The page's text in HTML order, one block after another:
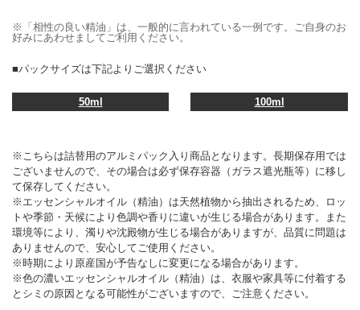
※「相性の良い精油」は、一般的に言われている一例です。ご自身のお
好みにあわせましてご利用ください。
■パックサイズは下記よりご選択ください
50ml 100ml
※こちらは詰替用のアルミパック入り商品となります。長期保存用では
ございませんので、その場合は必ず保存容器（ガラス遮光瓶等）に移し
て保存してください。
※エッセンシャルオイル（精油）は天然植物から抽出されるため、ロッ
トや季節・天候により色調や香りに違いが生じる場合があります。また
環境等により、濁りや沈殿物が生じる場合がありますが、品質に問題は
ありませんので、安心してご使用ください。
※時期により原産国が予告なしに変更になる場合があります。
※色の濃いエッセンシャルオイル（精油）は、衣服や家具等に付着する
とシミの原因となる可能性がございますので、ご注意ください。